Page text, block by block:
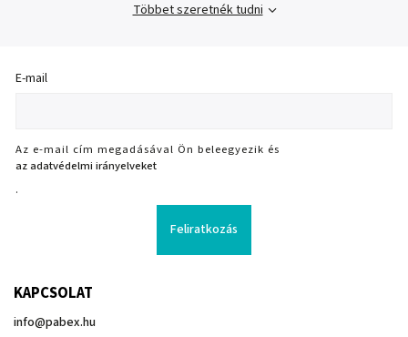
Többet szeretnék tudni
E-mail
Az e-mail cím megadásával Ön beleegyezik és
az adatvédelmi irányelveket
.
Feliratkozás
KAPCSOLAT
info@pabex.hu